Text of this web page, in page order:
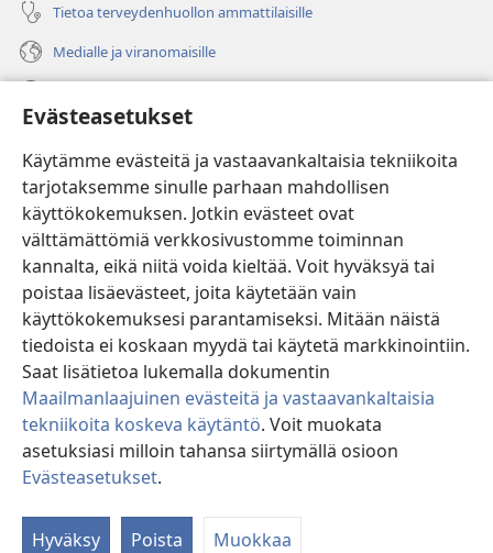
Evästeasetukset
Käytämme evästeitä ja vastaavankaltaisia tekniikoita
tarjotaksemme sinulle parhaan mahdollisen
käyttökokemuksen. Jotkin evästeet ovat
välttämättömiä verkkosivustomme toiminnan
kannalta, eikä niitä voida kieltää. Voit hyväksyä tai
poistaa lisäevästeet, joita käytetään vain
käyttökokemuksesi parantamiseksi. Mitään näistä
tiedoista ei koskaan myydä tai käytetä markkinointiin.
Saat lisätietoa lukemalla dokumentin
Maailmanlaajuinen evästeitä ja vastaavankaltaisia
tekniikoita koskeva käytäntö. Voit muokata
asetuksiasi milloin tahansa siirtymällä osioon
Evästeasetukset.
Hyväksy Poista Muokkaa
Tietoa terveydenhuollon ammattilaisille
Medialle ja viranomaisille
(avaa
uuden
ikkunan)Vartiotornin VERKKOKIRJASTO
(avaa
uuden
ikkunan)JW Hub ®
(avaa
uuden
ikkunan)
®
Watchtower Library
Copyright
© 2026 Watch Tower Bible and Tract Society of Pennsylvania.
KÄYTTÖEHDOT|TIETOSUOJAKÄYTÄNTÖ